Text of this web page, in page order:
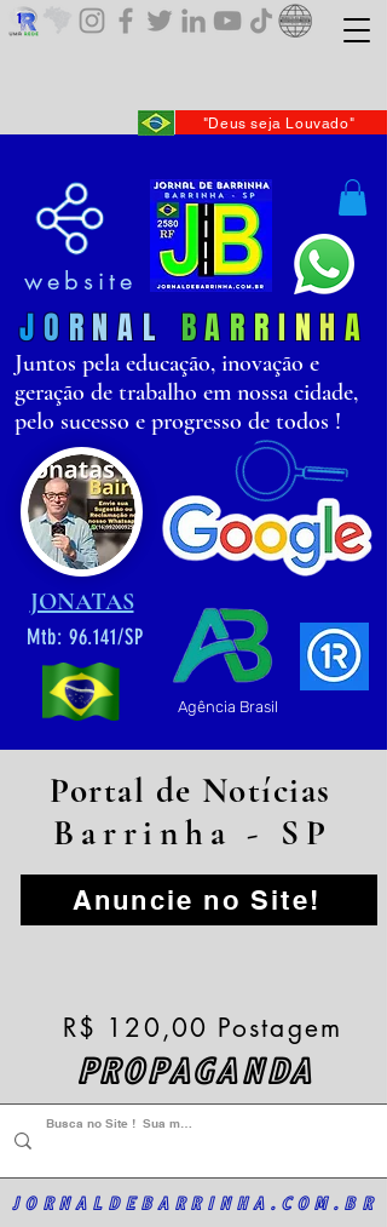
"Deus seja Louvado"
website
JO RNAL BARRI NHA
Juntos pela educação, inovação e
geração de trabalho em nossa cidade,
pelo sucesso e progresso de todos !
JONATAS
Mtb: 96.141/SP
Agência Brasil
Anuncie no Site!
PROPAGANDA
R$ 120,00 Postagem
JORNALDEBARRINHA.COM.BR
Barrinha - SP
Portal de Notícias